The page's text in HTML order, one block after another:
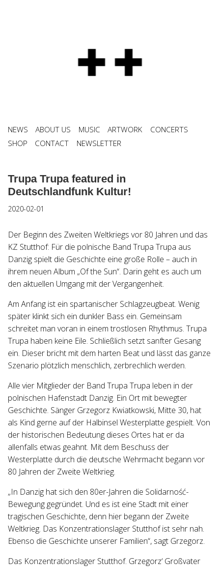
NEWS ABOUT US MUSIC ARTWORK
CONCERTS
SHOP
CONTACT NEWSLETTER
Trupa Trupa featured in
Deutschlandfunk Kultur!
2020-02-01
Der Beginn des Zweiten Weltkriegs vor 80 Jahren und das
KZ Stutthof: Für die polnische Band Trupa Trupa aus
Danzig spielt die Geschichte eine große Rolle – auch in
ihrem neuen Album „Of the Sun“. Darin geht es auch um
den aktuellen Umgang mit der Vergangenheit.
Am Anfang ist ein spartanischer Schlagzeugbeat. Wenig
später klinkt sich ein dunkler Bass ein. Gemeinsam
schreitet man voran in einem trostlosen Rhythmus. Trupa
Trupa haben keine Eile. Schließlich setzt sanfter Gesang
ein. Dieser bricht mit dem harten Beat und lässt das ganze
Szenario plötzlich menschlich, zerbrechlich werden.
Alle vier Mitglieder der Band Trupa Trupa leben in der
polnischen Hafenstadt Danzig. Ein Ort mit bewegter
Geschichte. Sänger Grzegorz Kwiatkowski, Mitte 30, hat
als Kind gerne auf der Halbinsel Westerplatte gespielt. Von
der historischen Bedeutung dieses Ortes hat er da
allenfalls etwas geahnt. Mit dem Beschuss der
Westerplatte durch die deutsche Wehrmacht begann vor
80 Jahren der Zweite Weltkrieg.
„In Danzig hat sich den 80er-Jahren die Solidarność-
Bewegung gegründet. Und es ist eine Stadt mit einer
tragischen Geschichte, denn hier begann der Zweite
Weltkrieg. Das Konzentrationslager Stutthof ist sehr nah.
Ebenso die Geschichte unserer Familien“, sagt Grzegorz.
Das Konzentrationslager Stutthof. Grzegorz‘ Großvater